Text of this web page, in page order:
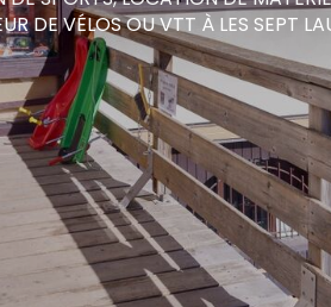
DE VÉLOS OU VTT À LES SEPT